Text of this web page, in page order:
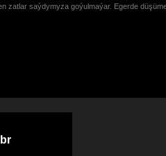
zatlar saýdymyza goýulmaýar. Egerde